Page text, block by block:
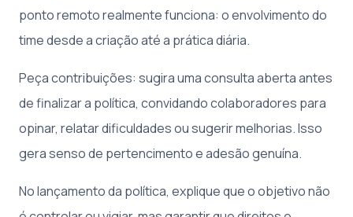
ponto remoto realmente funciona: o envolvimento do
time desde a criação até a prática diária.
Peça contribuições: sugira uma consulta aberta antes
de finalizar a política, convidando colaboradores para
opinar, relatar dificuldades ou sugerir melhorias. Isso
gera senso de pertencimento e adesão genuína.
No lançamento da política, explique que o objetivo não